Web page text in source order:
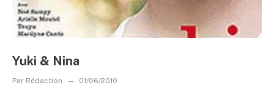
Yuki & Nina
Par Rédaction 01/06/2010